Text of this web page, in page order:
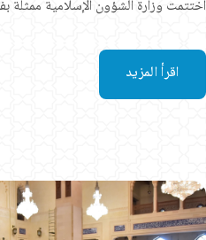
​اختتمت وزارة الشؤون الإسلامية ممثلة